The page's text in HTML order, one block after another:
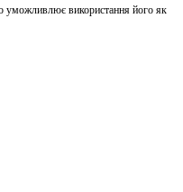
уможливлює використання його як